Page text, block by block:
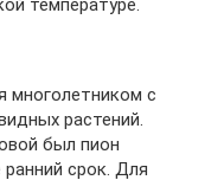
температуре.
многолетником с
растений.
был пион
срок. Для